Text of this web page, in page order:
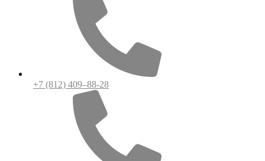
+7 (812) 409–88-28